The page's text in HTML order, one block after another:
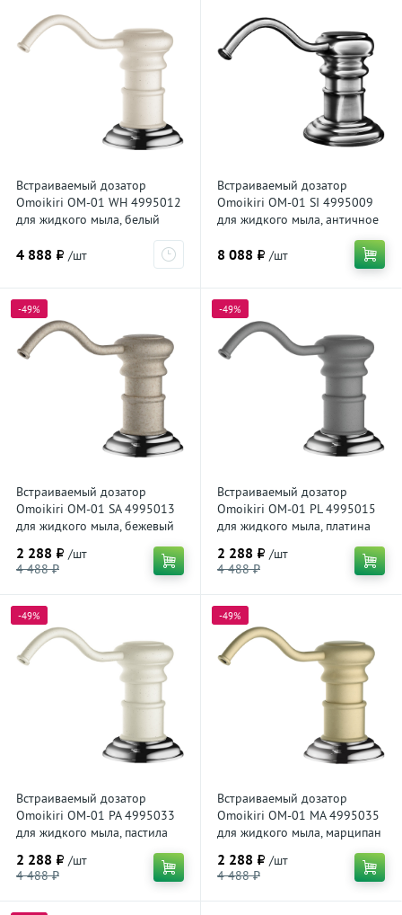
Встраиваемый дозатор
Omoikiri OM-01 WH 4995012
для жидкого мыла, белый
4 888 ₽ /шт
Встраиваемый дозатор
Omoikiri OM-01 SI 4995009
для жидкого мыла, античное
8 088 ₽ /шт
-49%
Встраиваемый дозатор
Omoikiri OM-01 SA 4995013
для жидкого мыла, бежевый
2 288 ₽ /шт
4 488 ₽
-49%
Встраиваемый дозатор
Omoikiri OM-01 PL 4995015
для жидкого мыла, платина
2 288 ₽ /шт
4 488 ₽
-49%
Встраиваемый дозатор
Omoikiri OM-01 PA 4995033
для жидкого мыла, пастила
2 288 ₽ /шт
4 488 ₽
-49%
Встраиваемый дозатор
Omoikiri OM-01 MA 4995035
для жидкого мыла, марципан
2 288 ₽ /шт
4 488 ₽